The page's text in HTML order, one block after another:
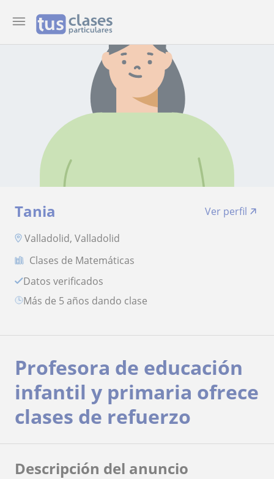
Tania
Ver perfil
Valladolid, Valladolid
Clases de Matemáticas
Datos verificados
más de 5 años dando clase
Profesora de educación
infantil y primaria ofrece
clases de refuerzo
Descripción del anuncio